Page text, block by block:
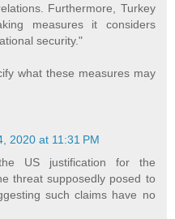
Furthermore, Turkey
measures it considers
security."
what these measures may
2020 at 11:31 PM
US justification for the
threat supposedly posed to
such claims have no